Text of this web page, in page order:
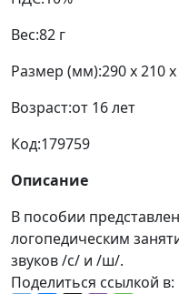
Вес:82 г
Размер (мм):290 x 210
Возраст:от 16 лет
Код:179759
Описание
В пособии
логопедическим
звуков /с/ и /ш/.
Поделиться ссылкой в: